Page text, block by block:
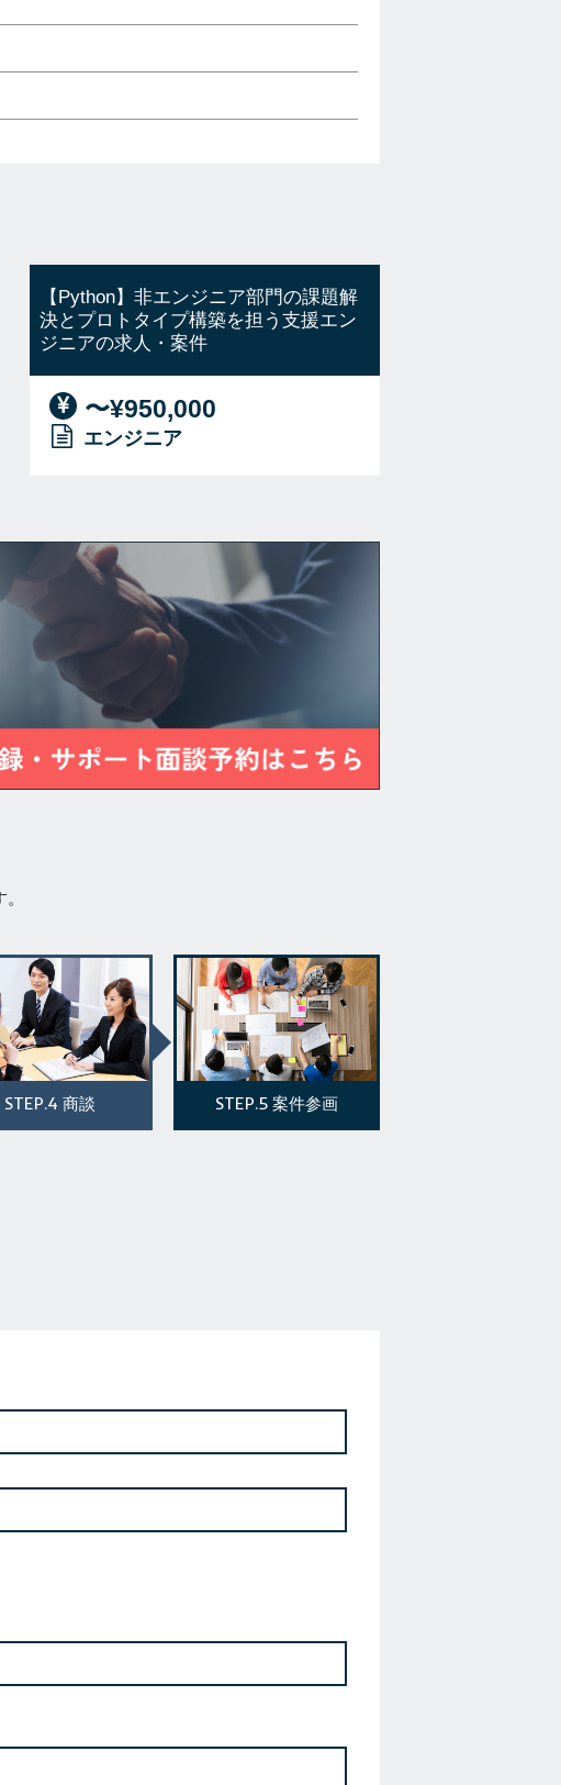
【Python】非エンジニア部門の課題解
決とプロトタイプ構築を担う支援エン
ジニアの求人・案件
〜¥950,000
エンジニア
STEP.4 商談 STEP.5 案件参画